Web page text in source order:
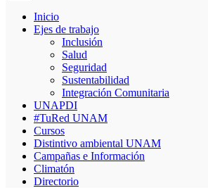
Inicio
Ejes de trabajo
Inclusión
Salud
Seguridad
Sustentabilidad
Integración Comunitaria
UNAPDI
#TuRed UNAM
Cursos
Distintivo ambiental UNAM
Campañas e Información
Climatón
Directorio